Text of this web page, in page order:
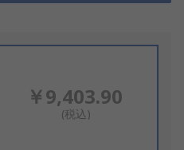
￥9,403.90
(税込)